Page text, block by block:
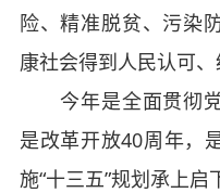
险、精准脱贫、污染
康社会得到人民认可、
今年是全面贯彻党
是改革开放40周年，
施“十三五”规划承上启